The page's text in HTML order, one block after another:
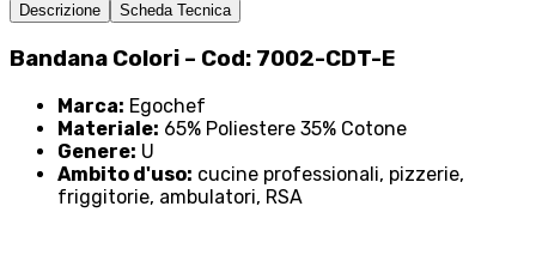
Descrizione Scheda Tecnica
Bandana Colori – Cod: 7002-CDT-E
Marca: Egochef
Materiale: 65% Poliestere 35% Cotone
Genere: U
Ambito d'uso: cucine professionali, pizzerie,
friggitorie, ambulatori, RSA